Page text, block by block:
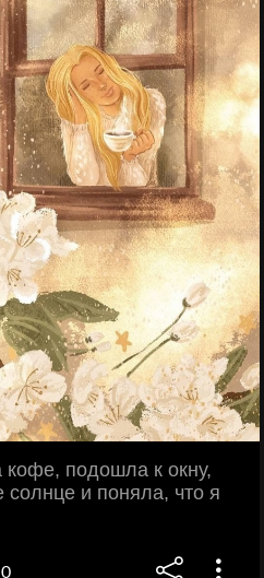
кофе, подошла к окну,
солнце и поняла, что я
0